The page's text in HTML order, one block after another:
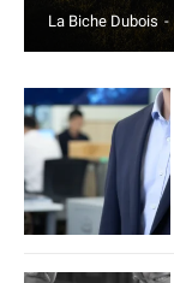
La Biche Dubois -